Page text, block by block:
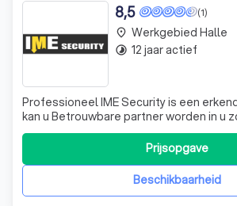
(1)
8,5
Professioneel IME Security is een
kan u Betrouwbare partner worden in u
beveiliging, wij zijn een dynamisch
particulier kan u bij ons terecht voor het
uw veiligheid.
Beschikbaarheid
Prijsopgave
place Werkgebied Halle
timelapse 12 jaar actief